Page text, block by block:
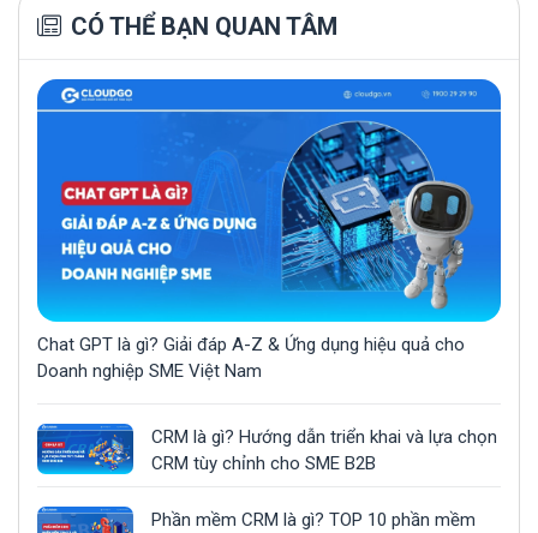
CÓ THỂ BẠN QUAN TÂM
Chat GPT là gì? Giải đáp A-Z & Ứng dụng hiệu quả cho
Doanh nghiệp SME Việt Nam
CRM là gì? Hướng dẫn triển khai và lựa chọn
CRM tùy chỉnh cho SME B2B
Phần mềm CRM là gì? TOP 10 phần mềm